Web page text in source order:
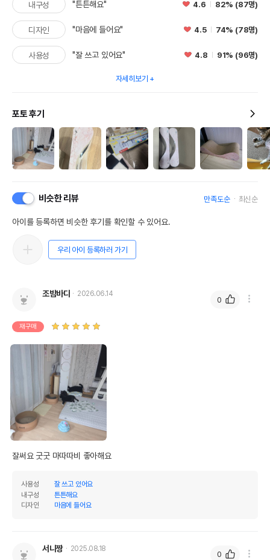
내구성 "튼튼해요" 4.6 82% (87명)
디자인 "마음에 들어요" 4.5 74% (78명)
사용성 "잘 쓰고 있어요" 4.8 91% (96명)
자세히보기
포토 후기
비슷한 리뷰 만족도순 최신순
아이를 등록하면 비슷한 후기를 확인할 수 있어요.
우리 아이 등록하러 가기
조밤바다 2026.06.14
재구매
잘써요 굿굿 마따따비 좋아해요
사용성
잘 쓰고 있어요
내구성
튼튼해요
디자인
마음에 들어요
0
서니짱 2025.08.18
0